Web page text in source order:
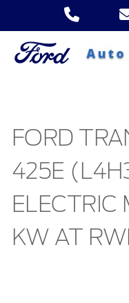
FORD
425E
ELECTRIC
KW AT